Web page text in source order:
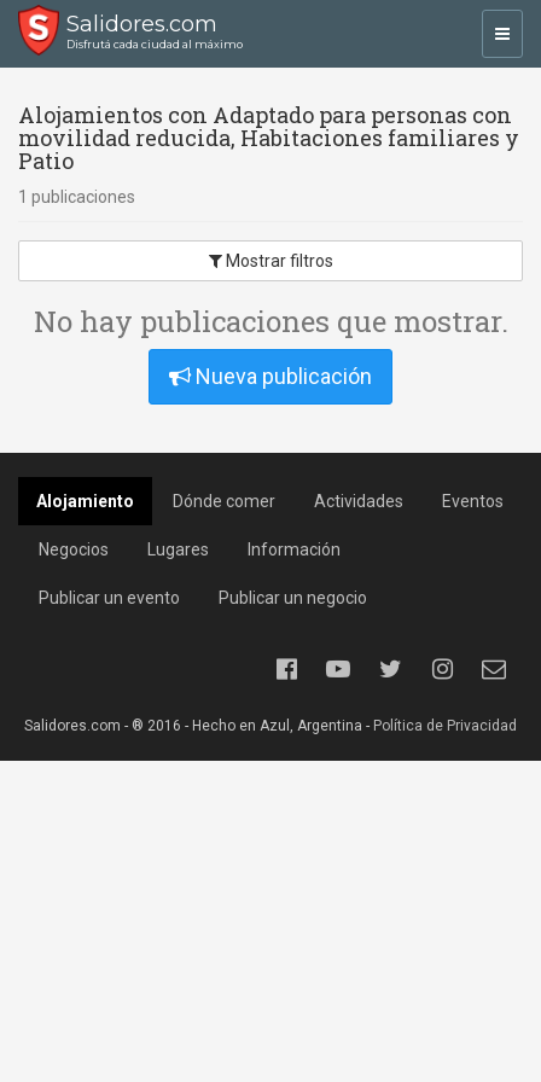
Salidores.com
Disfrutá cada ciudad al máximo
Alojamientos con Adaptado para personas con
movilidad reducida, Habitaciones familiares y
Patio
1 publicaciones
Mostrar filtros
No hay publicaciones que mostrar.
Nueva publicación
Alojamiento Dónde comer Actividades Eventos
Negocios Lugares Información
Publicar un evento Publicar un negocio
Salidores.com - ® 2016 - Hecho en Azul, Argentina - Política de Privacidad